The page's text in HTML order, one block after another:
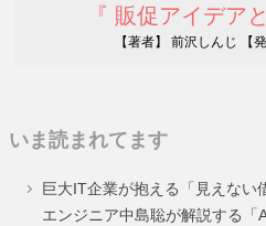
『 販促アイデア
【著者】 前沢しんじ 【
いま読まれてます
巨大IT企業が抱える「見えな
エンジニア中島聡が解説する「